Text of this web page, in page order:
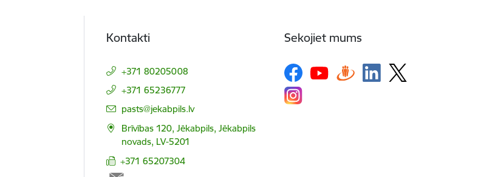
Kontakti
+371 80205008
+371 65236777
E-pasts:
pasts@jekabpils.lv
Brīvības 120, Jēkabpils, Jēkabpils
novads, LV-5201
+371 65207304
Sekojiet mums